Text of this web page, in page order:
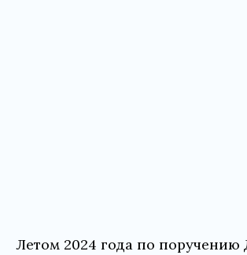
Летом 2024 года по поручению